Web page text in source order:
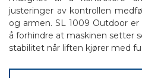
justeringer av kontrollen
og armen. SL 1009 Outdoor
å forhindre at maskinen setter
stabilitet når liften kjører med